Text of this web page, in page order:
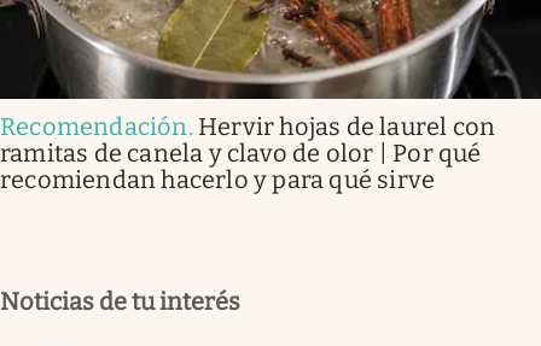
Recomendación. Hervir hojas de laurel con
ramitas de canela y clavo de olor | Por qué
recomiendan hacerlo y para qué sirve
Noticias de tu interés